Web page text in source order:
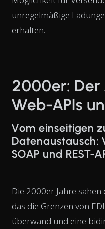
unregelmäßige
erhalten.
2000er: Der
Web-APIs
Vom einseitigen
Datenaustausch:
SOAP und REST-
Die 2000er Jahre sahen
das die Grenzen von
überwand und eine